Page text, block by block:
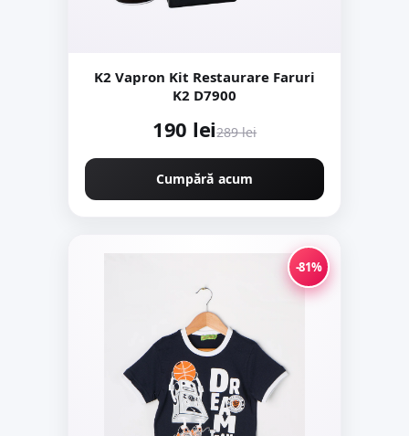
K2 Vapron Kit Restaurare Faruri
K2 D7900
190 lei289 lei
Cumpără acum
-81%